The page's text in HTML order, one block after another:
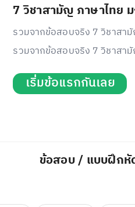
7 วิชาสามัญ ภาษาไทย
รวมจากข้อสอบจริง 7 วิชาสา
รวมจากข้อสอบจริง 7 วิชาสา
เริ่มข้อแรกกันเลย
ข้อสอบ / แบบฝึกหั